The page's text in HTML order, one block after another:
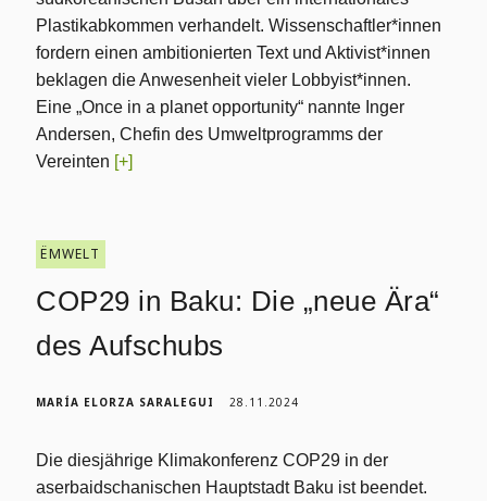
Plastikabkommen verhandelt. Wissenschaftler*innen
fordern einen ambitionierten Text und Aktivist*innen
beklagen die Anwesenheit vieler Lobbyist*innen.
Eine „Once in a planet opportunity“ nannte Inger
Andersen, Chefin des Umweltprogramms der
Vereinten [+]
ËMWELT
COP29 in Baku: Die „neue Ära“
des Aufschubs
MARÍA ELORZA SARALEGUI 28.11.2024
Die diesjährige Klimakonferenz COP29 in der
aserbaidschanischen Hauptstadt Baku ist beendet.